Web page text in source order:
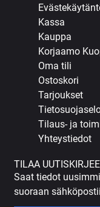
Kassa
Kauppa
Korjaamo
Oma tili
Ostoskori
Tarjoukset
Tilaus- ja
Yhteystiedot
TILAA
Saat tiedot
suoraan